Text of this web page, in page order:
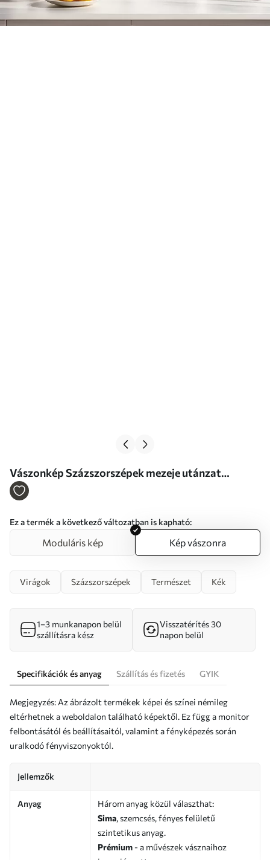
Vászonkép Százszorszépek mezeje utánzat
festmény Nr s47246
Ez a termék a következő változatban is kapható:
Moduláris kép Kép vászonra
Virágok Százszorszépek Természet Kék
1–3 munkanapon belül
szállításra kész
Visszatérítés 30
napon belül
Specifikációk és anyag Szállítás és fizetés GYIK
Megjegyzés: Az ábrázolt termékek képei és színei némileg
eltérhetnek a weboldalon található képektől. Ez függ a monitor
felbontásától és beállításaitól, valamint a fényképezés során
uralkodó fényviszonyoktól.
Jellemzők
Anyag
Három anyag közül választhat:
Sima, szemcsés, fényes felületű
szintetikus anyag.
Prémium - a művészek vásznaihoz